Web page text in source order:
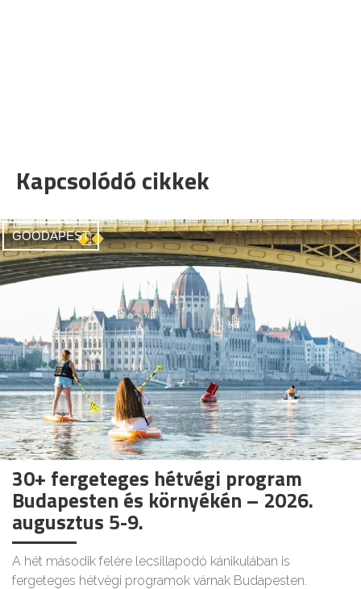
Kapcsolódó cikkek
GOODAPEST
30+ fergeteges hétvégi program
Budapesten és környékén – 2026.
augusztus 5-9.
A hét második felére lecsillapodó kánikulában is
fergeteges hétvégi programok várnak Budapesten.